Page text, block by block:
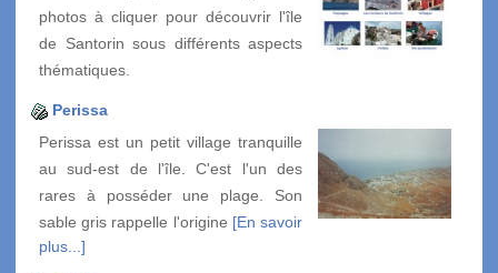
photos à cliquer pour découvrir l'île
de Santorin sous différents aspects
thématiques.
Perissa
Perissa est un petit village tranquille
au sud-est de l'île. C'est l'un des
rares à posséder une plage. Son
sable gris rappelle l'origine [En savoir
plus...]